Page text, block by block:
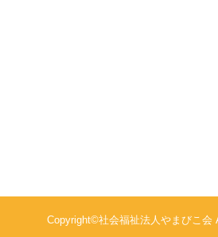
Copyright©社会福祉法人やまびこ会